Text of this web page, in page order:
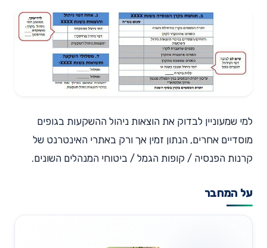
למי שמעוניין לבדוק את הוצאות ניהול ההשקעות בגופים
מוסדיים אחרים, הנתון זמין אך ורק באתרי האינטרנט של
קרנות הפנסיה / קופות הגמל / ביטוחי המנהלים השונים.
על המחבר